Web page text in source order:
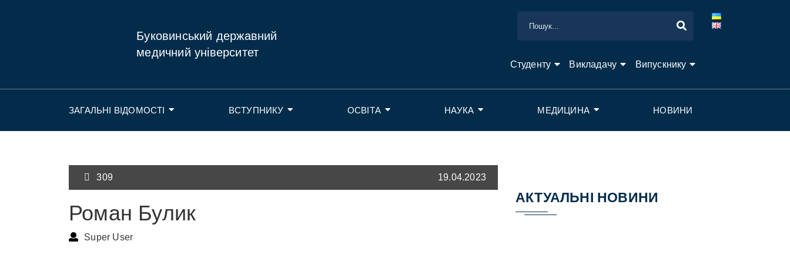
Буковинський державний
медичний університет
Студенту Викладачу Випускнику
ЗАГАЛЬНІ ВІДОМОСТІ ВСТУПНИКУ ОСВІТА НАУКА МЕДИЦИНА НОВИНИ
309 19.04.2023
Роман Булик
Super User
АКТУАЛЬНІ НОВИНИ